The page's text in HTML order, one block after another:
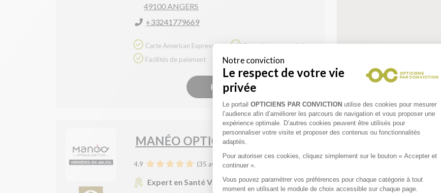
49100 ANGERS
+33241779669
Carte American Express
Facilités de paiement
Conseils personnalisés
d'opticiens diplômés
Prenez un rendez-vous
MANÉO OPTIQUE AUDITION
4.9 (35 avis)
Expert en Santé Visuelle
Notre conviction
Le respect de votre vie
privée
Plateforme de Gestion du
Le portail OPTICIENS PAR CONVICTION utilise des cookies pour mesurer
l’audience afin d’améliorer les parcours de navigation et vous proposer une
expérience optimale. D’autres cookies peuvent être utilisés pour
personnaliser votre visite et proposer des contenus ou fonctionnalités
adaptés.
Pour autoriser ces cookies, cliquez simplement sur le bouton « Accepter et
continuer ».
Vous pouvez paramétrer vos préférences pour chaque catégorie à tout
moment en utilisant le module de choix accessible sur chaque page.